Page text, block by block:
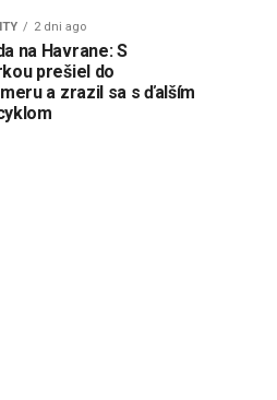
2 dni ago
na Havrane: S
prešiel do
a zrazil sa s ďalším